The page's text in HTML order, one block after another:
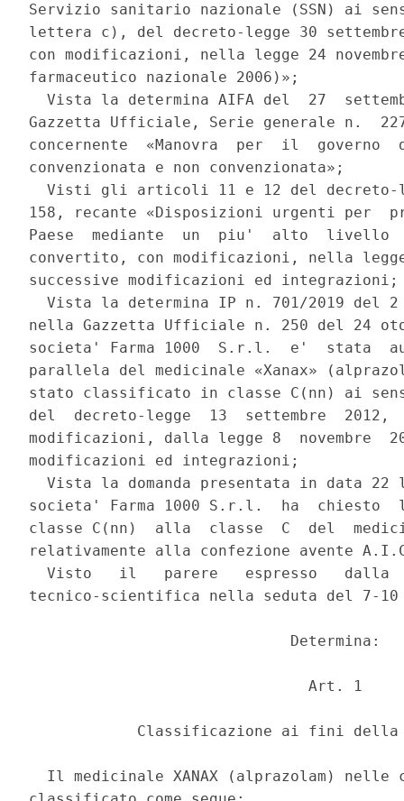
Servizio sanitario nazionale (SSN) ai
lettera c), del decreto-legge 30
con modificazioni, nella legge 24
farmaceutico nazionale 2006)»;
Vista la determina AIFA del  27
Gazzetta Ufficiale, Serie generale n.
concernente  «Manovra  per  il  governo
convenzionata e non convenzionata»;
Visti gli articoli 11 e 12 del
158, recante «Disposizioni urgenti per
Paese  mediante  un  piu'  alto
convertito, con modificazioni, nella
successive modificazioni ed
Vista la determina IP n. 701/2019 del
nella Gazzetta Ufficiale n. 250 del 24
societa' Farma 1000  S.r.l.  e'  stata
parallela del medicinale «Xanax»
stato classificato in classe C(nn) ai
del  decreto-legge  13  settembre
modificazioni, dalla legge 8  novembre
modificazioni ed integrazioni;
Vista la domanda presentata in data 22
societa' Farma 1000 S.r.l.  ha
classe C(nn)  alla  classe  C  del
relativamente alla confezione avente
Visto   il   parere   espresso   dalla
tecnico-scientifica nella seduta del 7-10
                             Determina:
                               Art. 1
Classificazione ai fini
Il medicinale XANAX (alprazolam) nelle